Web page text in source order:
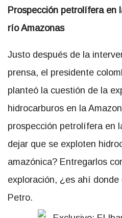
Prospección petrolífera en
río Amazonas
Justo después de la
prensa, el presidente
planteó la cuestión de la
hidrocarburos en la
prospección petrolífera en
dejar que se exploten
amazónica? Entregarlos
exploración, ¿es ahí donde
Petro.